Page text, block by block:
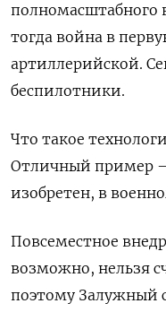
полномасштабного
тогда война в
артиллерийской.
беспилотники.
Что такое
Отличный пример
изобретен, в
Повсеместное
возможно, нельзя
поэтому Залужный